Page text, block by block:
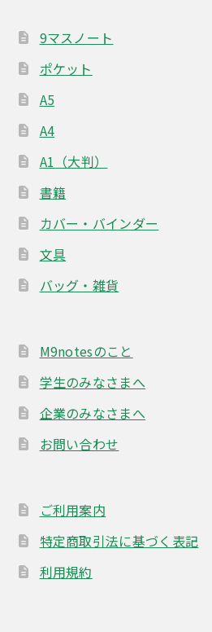
ン9マスノート
ポケット
A5
A4
A1（大判）
書籍
カバー・バインダー
文具
バッグ・雑貨
M9notesのこと
学生のみなさまへ
企業のみなさまへ
お問い合わせ
ご利用案内
特定商取引法に基づく表記
利用規約